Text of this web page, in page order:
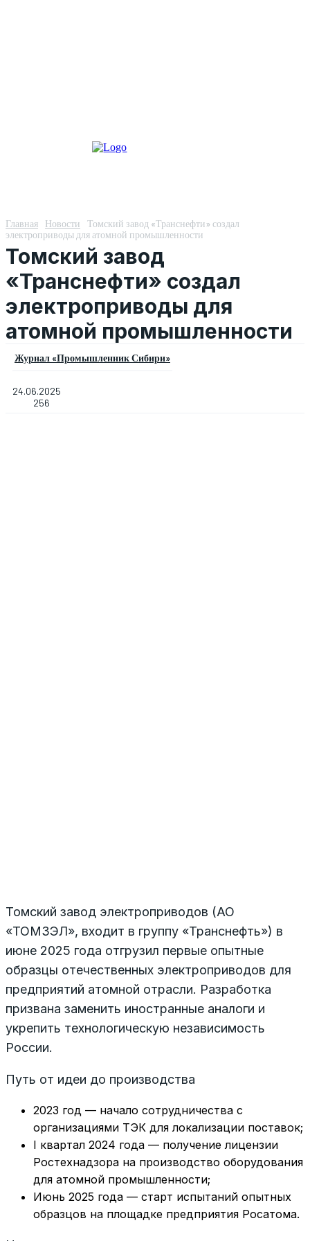
Главная Новости
Томский завод «Транснефти» создал
электроприводы для атомной промышленности
Томский завод
«Транснефти» создал
электроприводы для
атомной промышленности
Журнал «Промышленник Сибири»
24.06.2025
256
Томский завод электроприводов (АО
«ТОМЗЭЛ», входит в группу «Транснефть») в
июне 2025 года отгрузил первые опытные
образцы отечественных электроприводов для
предприятий атомной отрасли. Разработка
призвана заменить иностранные аналоги и
укрепить технологическую независимость
России.
Путь от идеи до производства
2023 год — начало сотрудничества с
организациями ТЭК для локализации поставок;
I квартал 2024 года — получение лицензии
Ростехнадзора на производство оборудования
для атомной промышленности;
Июнь 2025 года — старт испытаний опытных
образцов на площадке предприятия Росатома.